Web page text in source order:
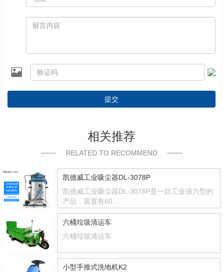
提交
相关推荐
RELATED TO RECOMMEND
凯德威工业吸尘器DL-3078P
凯德威工业吸尘器DL-3078P是一款工业强力型的
产品，装置有60…
六桶垃圾清运车
六桶垃圾清运车
小型手推式洗地机K2